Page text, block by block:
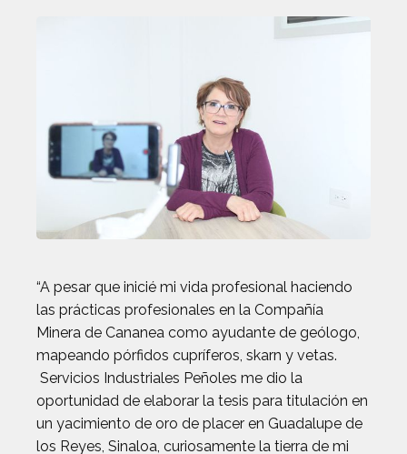
“A pesar que inicié mi vida profesional haciendo
las prácticas profesionales en la Compañía
Minera de Cananea como ayudante de geólogo,
mapeando pórfidos cupríferos, skarn y vetas.
Servicios Industriales Peñoles me dio la
oportunidad de elaborar la tesis para titulación en
un yacimiento de oro de placer en Guadalupe de
los Reyes, Sinaloa, curiosamente la tierra de mi